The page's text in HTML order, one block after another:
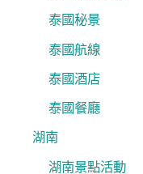
泰國秘景
泰國航線
泰國酒店
泰國餐廳
湖南
湖南景點活動